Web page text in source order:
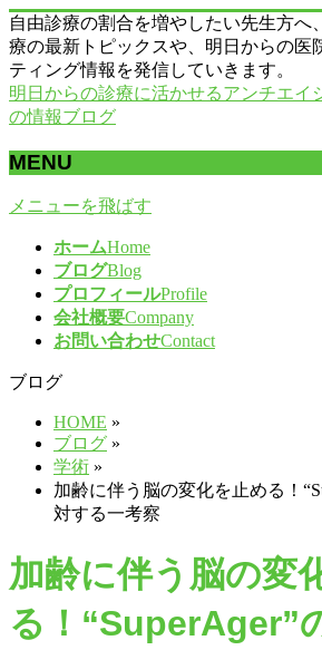
自由診療の割合を増やしたい先生方へ
療の最新トピックスや、明日からの医
ティング情報を発信していきます。
明日からの診療に活かせるアンチエイ
の情報ブログ
MENU
メニューを飛ばす
ホームHome
ブログBlog
プロフィールProfile
会社概要Company
お問い合わせContact
ブログ
HOME »
ブログ »
学術 »
加齢に伴う脳の変化を止める！
対する一考察
加齢に伴う脳の変
る！“SuperAger”